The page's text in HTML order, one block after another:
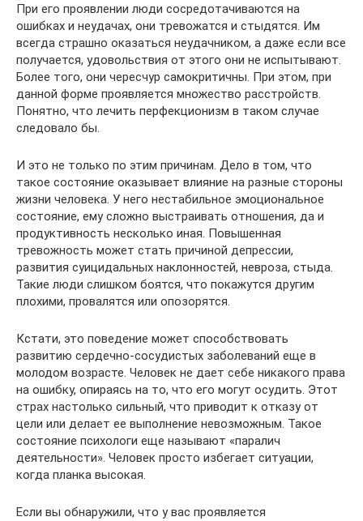
При его проявлении люди сосредотачиваются на
ошибках и неудачах, они тревожатся и стыдятся. Им
всегда страшно оказаться неудачником, а даже если все
получается, удовольствия от этого они не испытывают.
Более того, они чересчур самокритичны. При этом, при
данной форме проявляется множество расстройств.
Понятно, что лечить перфекционизм в таком случае
следовало бы.
И это не только по этим причинам. Дело в том, что
такое состояние оказывает влияние на разные стороны
жизни человека. У него нестабильное эмоциональное
состояние, ему сложно выстраивать отношения, да и
продуктивность несколько иная. Повышенная
тревожность может стать причиной депрессии,
развития суицидальных наклонностей, невроза, стыда.
Такие люди слишком боятся, что покажутся другим
плохими, провалятся или опозорятся.
Кстати, это поведение может способствовать
развитию сердечно-сосудистых заболеваний еще в
молодом возрасте. Человек не дает себе никакого права
на ошибку, опираясь на то, что его могут осудить. Этот
страх настолько сильный, что приводит к отказу от
цели или делает ее выполнение невозможным. Такое
состояние психологи еще называют «паралич
деятельности». Человек просто избегает ситуации,
когда планка высокая.
Если вы обнаружили, что у вас проявляется